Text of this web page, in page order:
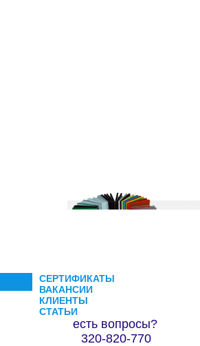
СЕРТИФИКАТЫ
ВАКАНСИИ
КЛИЕНТЫ
СТАТЬИ
есть вопросы?
320-820-770